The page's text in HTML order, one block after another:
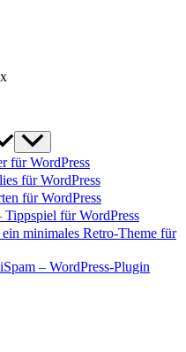
für WordPress
für WordPress
für WordPress
für WordPress
minimales Retro-Theme für
– WordPress-Plugin